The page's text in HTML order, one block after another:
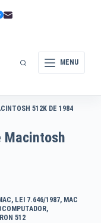
MENU
512K DE 1984
Macintosh
, LEI 7.646/1987, MAC
,
512